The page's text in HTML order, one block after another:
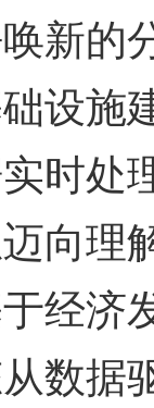
新的
设施
时处
向理
经济
数据